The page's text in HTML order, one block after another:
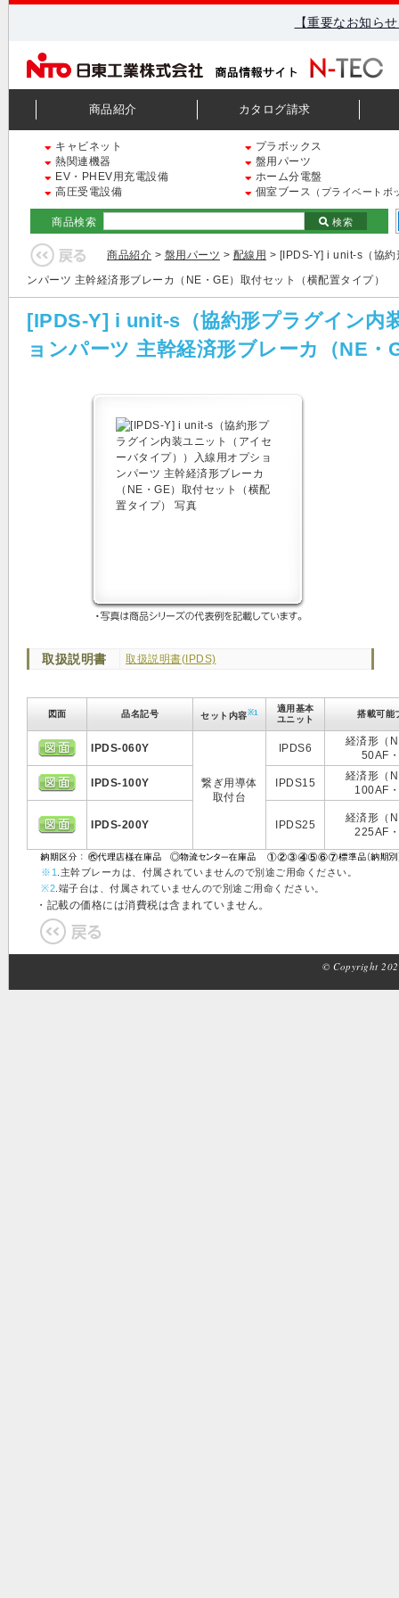
【重要なお知ら
商品紹介 カタログ請求
キャビネット
プラボックス
熱関連機器
盤用パーツ
EV・PHEV用充電設備
ホーム分電盤
高圧受電設備
個室ブース （プライベートボ
商品検索 検索
商品紹介 > 盤用パーツ > 配線用 > [IPDS-Y] i unit-s（協約
ンパーツ 主幹経済形ブレーカ（NE・GE）取付セット（横配置タイプ）
[IPDS-Y] i unit-s（協約形プラグイン内
ョンパーツ 主幹経済形ブレーカ（NE
取扱説明書 取扱説明書(IPDS)
図面 品名記号 セット内容※1
適用基本
ユニット
搭載可能
IPDS-060Y
繋ぎ用導体
取付台
IPDS6
経済形（
50AF
IPDS-100Y IPDS15
経済形（
100AF
IPDS-200Y IPDS25
経済形（
225AF
※1 .主幹ブレーカは、付属されていませんので別途ご用命ください。
※2 .端子台は、付属されていませんので別途ご用命ください。
・記載の価格には消費税は含まれていません。
© Copyright